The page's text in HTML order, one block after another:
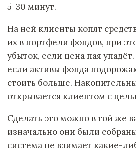
5-30 минут.
На ней клиенты копят
их в портфели фондов, при
убыток, если цена пая
если активы фонда
стоить больше.
открывается клиентом с
Сделать это можно в той же
изначально они были
система не взимает какие-